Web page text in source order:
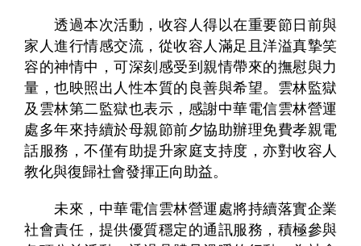
個
人
家
庭
企
業
國
際
科
技
研
發
關
於
我
們
產品
透過本次活動，收容人得以在重要節日前與
家人進行情感交流，從收容人滿足且洋溢真摯笑
容的神情中，可深刻感受到親情帶來的撫慰與力
量，也映照出人性本質的良善與希望。雲林監獄
及雲林第二監獄也表示，感謝中華電信雲林營運
處多年來持續於母親節前夕協助辦理免費孝親電
話服務，不僅有助提升家庭支持度，亦對收容人
教化與復歸社會發揮正向助益。
未來，中華電信雲林營運處將持續落實企業
社會責任，提供優質穩定的通訊服務，積極參與